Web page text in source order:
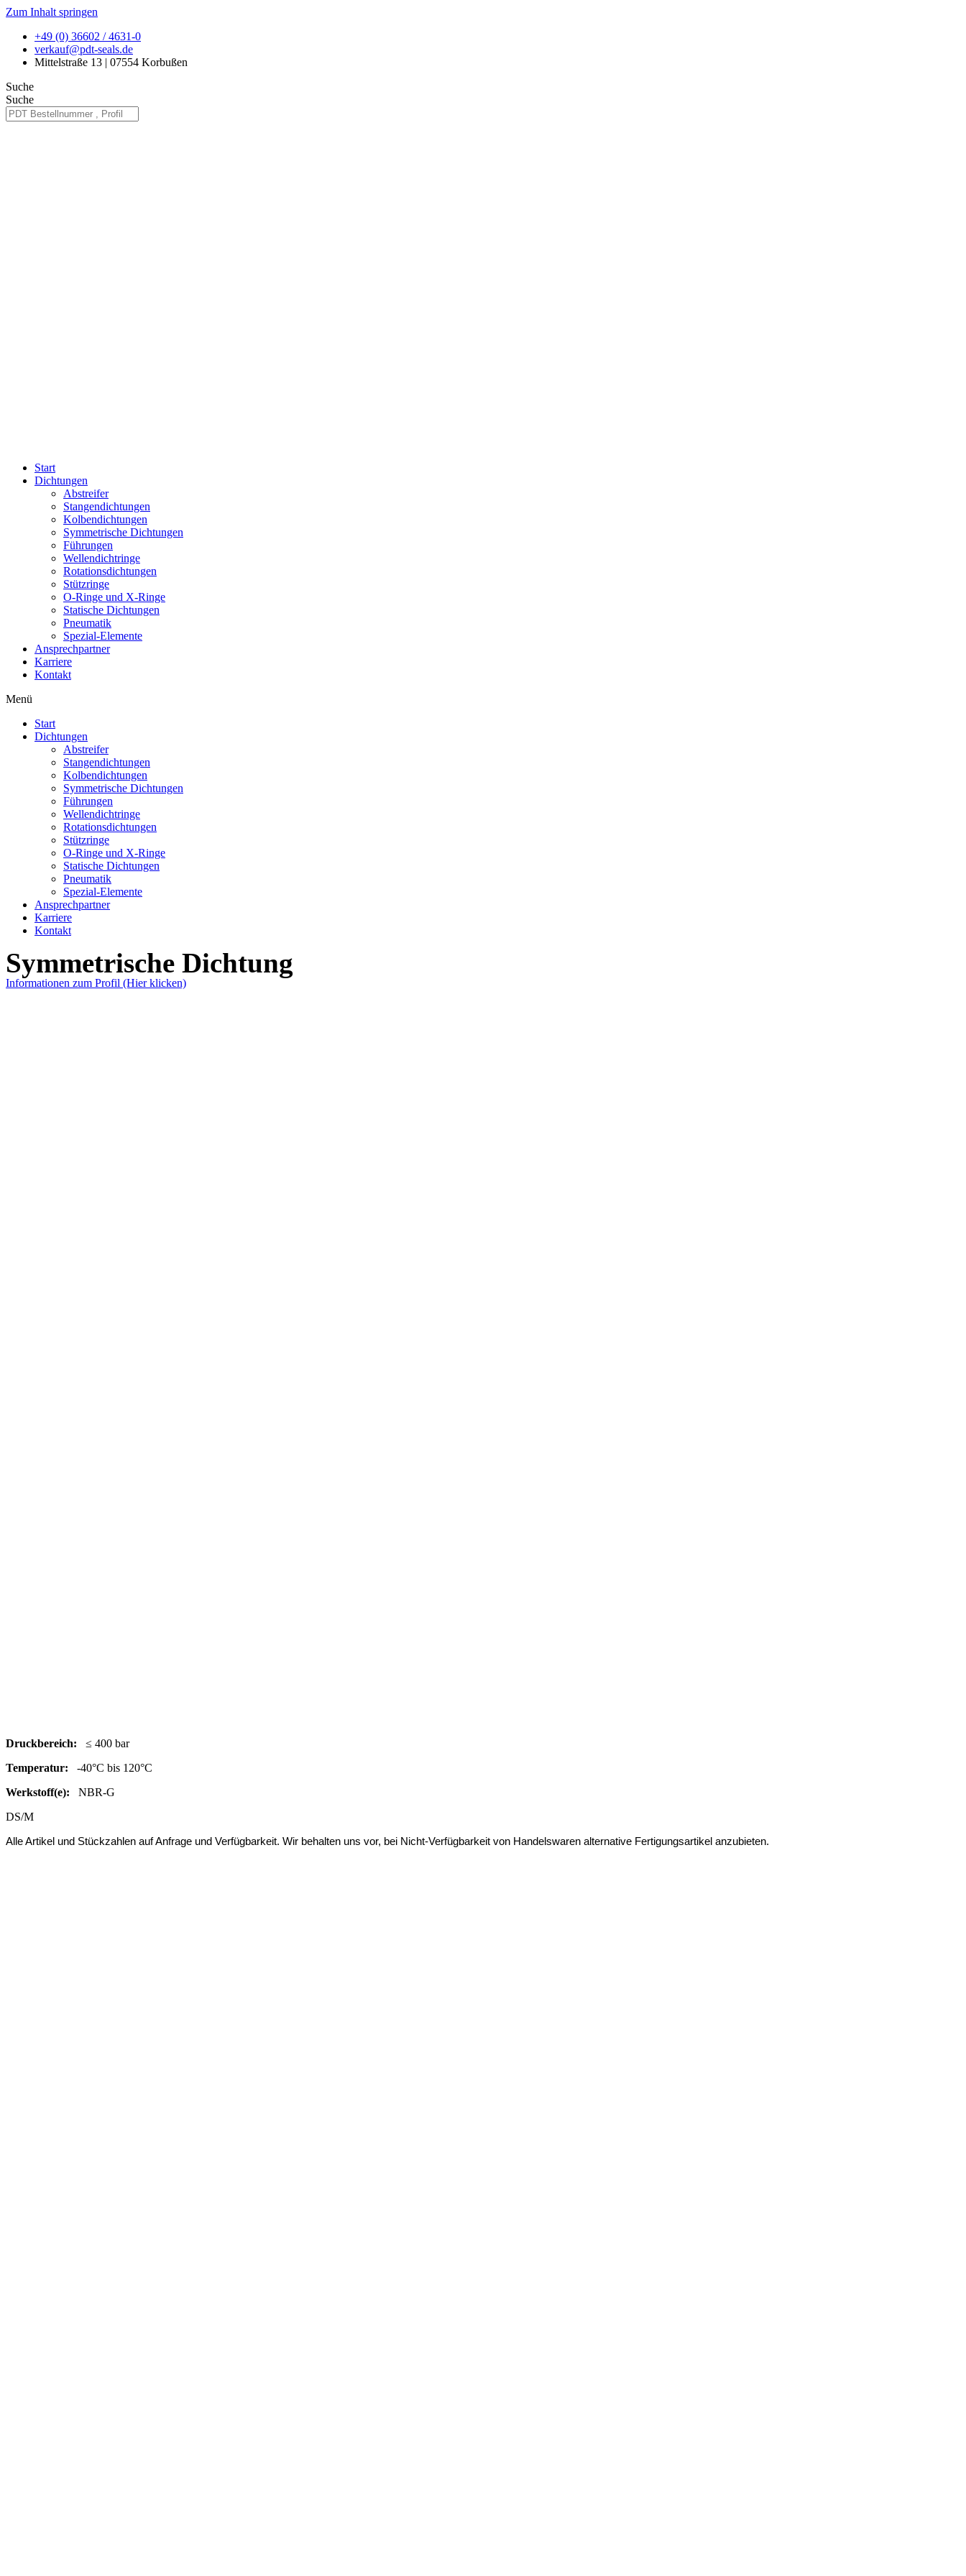
Zum Inhalt springen
+49 (0) 36602 / 4631-0
verkauf@pdt-seals.de
Mittelstraße 13 | 07554 Korbußen
Suche
Suche
Start
Dichtungen
Abstreifer
Stangendichtungen
Kolbendichtungen
Symmetrische Dichtungen
Führungen
Wellendichtringe
Rotationsdichtungen
Stützringe
O-Ringe und X-Ringe
Statische Dichtungen
Pneumatik
Spezial-Elemente
Ansprechpartner
Karriere
Kontakt
Menü
Start
Dichtungen
Abstreifer
Stangendichtungen
Kolbendichtungen
Symmetrische Dichtungen
Führungen
Wellendichtringe
Rotationsdichtungen
Stützringe
O-Ringe und X-Ringe
Statische Dichtungen
Pneumatik
Spezial-Elemente
Ansprechpartner
Karriere
Kontakt
Symmetrische Dichtung
Informationen zum Profil (Hier klicken)
Druckbereich: ≤ 400 bar
Temperatur: -40°C bis 120°C
Werkstoff(e): NBR-G
DS/M
Alle Artikel und Stückzahlen auf Anfrage und Verfügbarkeit. Wir behalten uns vor, bei Nicht-Verfügbarkeit von Handelswaren alternative Fertigungsartikel anzubieten.